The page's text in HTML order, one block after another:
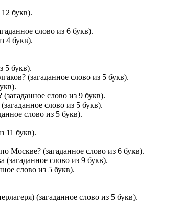
букв).
слово из 6 букв).
4 букв).
5 букв).
(загаданное слово из 5 букв).
слово из 9 букв).
слово из 5 букв).
слово из 5 букв).
11 букв).
Москве? (загаданное слово из 6 букв).
слово из 9 букв).
слово из 5 букв).
(загаданное слово из 5 букв).